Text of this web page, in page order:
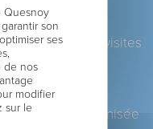
22 juin pour les visites
à tous organisée
Quesnoy
son
ses
de nos
modifier
sur le